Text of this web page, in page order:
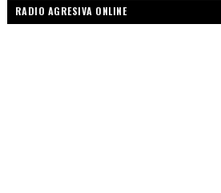
RADIO AGRESIVA ONLINE